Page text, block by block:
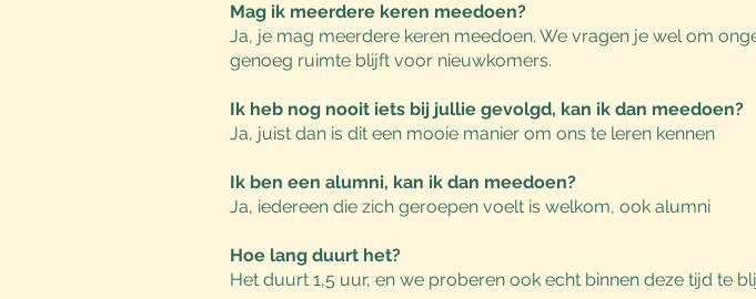
Mag ik meerdere keren meedoen?
Ja, je mag meerdere keren meedoen. We vragen je wel om
genoeg ruimte blijft voor nieuwkomers.
Ik heb nog nooit iets bij jullie gevolgd, kan ik dan meedoen?
Ja, juist dan is dit een mooie manier om ons te leren kennen
Ik ben een alumni, kan ik dan meedoen?
Ja, iedereen die zich geroepen voelt is welkom, ook alumni
Hoe lang duurt het?
Het duurt 1,5 uur, en we proberen ook echt binnen deze tijd te